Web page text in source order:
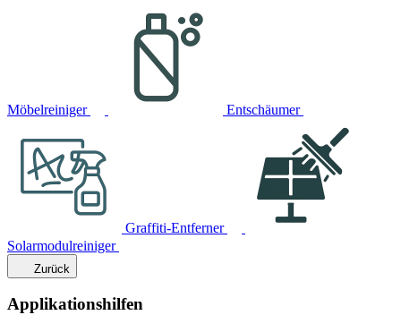
Möbelreiniger Entschäumer
Graffiti-Entferner
Solarmodulreiniger
Zurück
Applikationshilfen